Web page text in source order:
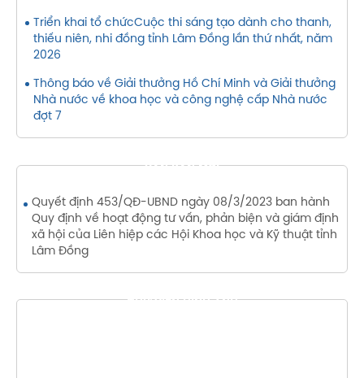
Triển khai tổ chứcCuộc thi sáng tạo dành cho thanh,
thiếu niên, nhi đồng tỉnh Lâm Đồng lần thứ nhất, năm
2026
Thông báo về Giải thưởng Hồ Chí Minh và Giải thưởng
Nhà nước về khoa học và công nghệ cấp Nhà nước
đợt 7
VĂN BẢN MỚI
Quyết định 453/QĐ-UBND ngày 08/3/2023 ban hành
Quy định về hoạt động tư vấn, phản biện và giám định
xã hội của Liên hiệp các Hội Khoa học và Kỹ thuật tỉnh
Lâm Đồng
THƯ VIỆN HÌNH ẢNH